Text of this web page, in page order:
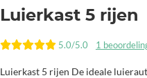
Luierkast 5 rijen
5.0/5.0 1
Luierkast 5 rijen De ideale